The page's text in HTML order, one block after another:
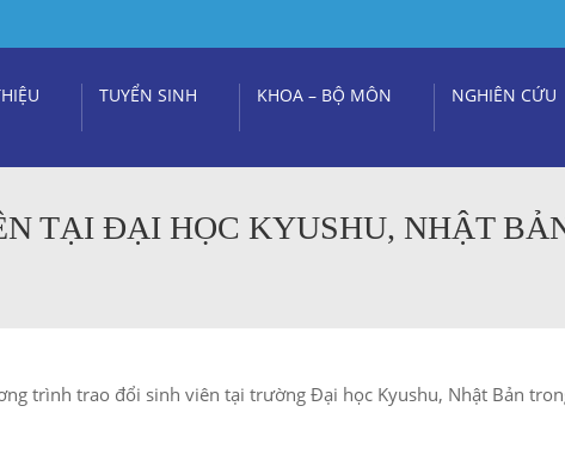
TUYỂN SINH KHOA – BỘ MÔN NGHIÊN CỨU
TẠI ĐẠI HỌC KYUSHU, NHẬT
trình trao đổi sinh viên tại trường Đại học Kyushu, Nhật Bản